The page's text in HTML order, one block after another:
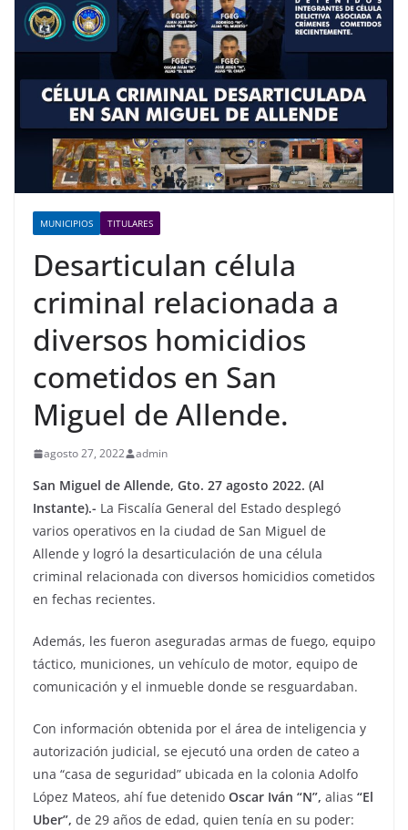
MUNICIPIOS TITULARES
Desarticulan célula
criminal relacionada a
diversos homicidios
cometidos en San
Miguel de Allende.
agosto 27, 2022 admin
San Miguel de Allende, Gto. 27 agosto 2022. (Al
Instante).- La Fiscalía General del Estado desplegó
varios operativos en la ciudad de San Miguel de
Allende y logró la desarticulación de una célula
criminal relacionada con diversos homicidios cometidos
en fechas recientes.
Además, les fueron aseguradas armas de fuego, equipo
táctico, municiones, un vehículo de motor, equipo de
comunicación y el inmueble donde se resguardaban.
Con información obtenida por el área de inteligencia y
autorización judicial, se ejecutó una orden de cateo a
una “casa de seguridad” ubicada en la colonia Adolfo
López Mateos, ahí fue detenido Oscar Iván “N”, alias “El
Uber”, de 29 años de edad, quien tenía en su poder: